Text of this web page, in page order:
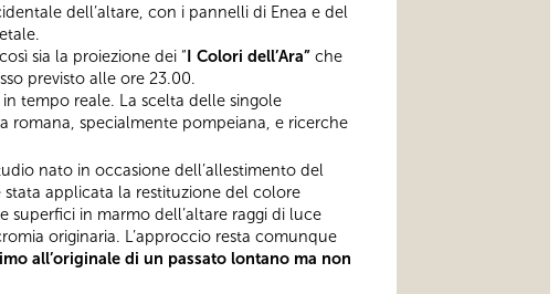
dell’altare, con i pannelli di Enea e del
sia la proiezione dei “I Colori dell’Ara” che
previsto alle ore 23.00.
tempo reale. La scelta delle singole
romana, specialmente pompeiana, e ricerche
nato in occasione dell’allestimento del
applicata la restituzione del colore
in marmo dell’altare raggi di luce
originaria. L’approccio resta comunque
all’originale di un passato lontano ma non